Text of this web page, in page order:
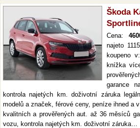
Škoda
Cena:
najeto
koupeno
knížka
garance
kontrola najetých km. doživotní záruka
modelů a značek, férové ceny, peníze ihned a
kvalitních a prověřených aut. až 36 měsíců
vozu, kontrola najetých km. doživotní záruka…